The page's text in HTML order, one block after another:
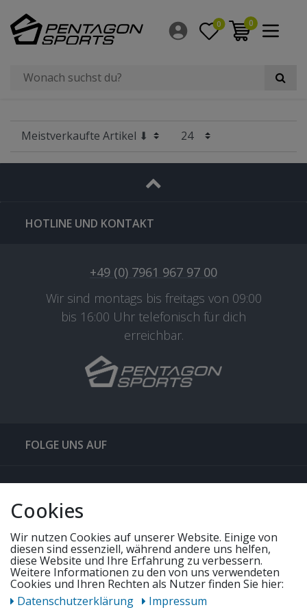
0 0
Filter
×
HOTLINE UND KONTAKT
+49 (0) 7961 967 97 00
Wir sind montags bis freitags von 09:00
bis 16:00 Uhr telefonisch für dich
erreichbar.
FOLGE UNS AUF
QUICKLINKS & TIPPS
UNSERE ANGEBOTE
Cookies
Wir nutzen Cookies auf unserer Website. Einige von
diesen sind essenziell, während andere uns helfen,
diese Website und Ihre Erfahrung zu verbessern.
Weitere Informationen zu den von uns verwendeten
Cookies und Ihren Rechten als Nutzer finden Sie hier:
Daten­schutz­erklärung
Impressum